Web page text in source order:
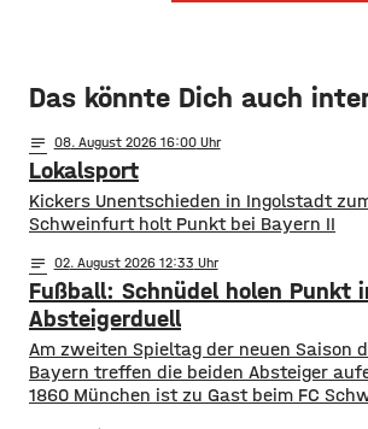
Das könnte Dich auch
notes 08. August 2026 16:00
Lokalsport
Kickers Unentschieden in Ingolstadt
Schweinfurt holt Punkt bei Bayern II
notes 02. August 2026 12:33
Fußball: Schnüdel holen Punkt
Absteigerduell
Am zweiten Spieltag der neuen Saison
Bayern treffen die beiden Absteiger
1860 München ist zu Gast beim FC